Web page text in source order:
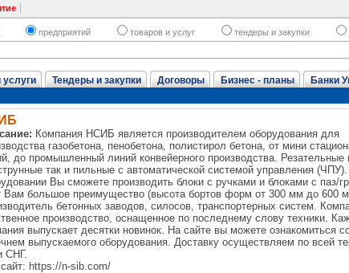
предприятий товаров и услуг тендеры и закупки
услуги Тендеры и закупки Договоры Бизнес - планы Банки
Компания НСИБ является производителем оборудования для
газобетона, пенобетона, полистирол бетона, от мини
до промышленный линий конвейерного производства. Резательные
так и пильные с автоматической системой управления
Вы сможете производить блоки с ручками и блоками с паз/
Вам большое преимущество (высота бортов форм от 300 мм до 600
бетонных заводов, силосов, транспортерных систем.
производство, оснащенное по последнему слову техники.
выпускает десятки новинок. На сайте вы можете ознакомиться
выпускаемого оборудования. Доставку осуществляем по всей
СНГ.
https://n-sib.com/